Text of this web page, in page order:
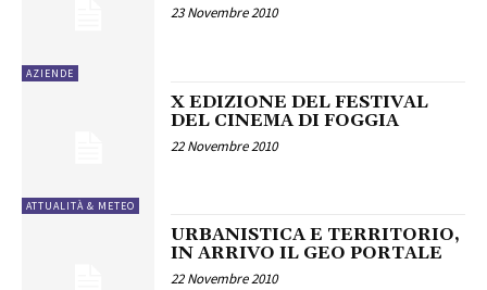
AZIENDE
23 Novembre 2010
ATTUALITÀ & METEO
X EDIZIONE DEL FESTIVAL
DEL CINEMA DI FOGGIA
22 Novembre 2010
URBANISTICA E TERRITORIO,
IN ARRIVO IL GEO PORTALE
22 Novembre 2010